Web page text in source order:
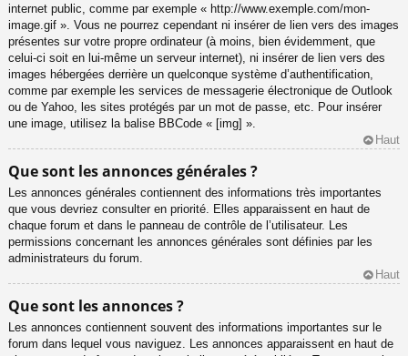
internet public, comme par exemple « http://www.exemple.com/mon-
image.gif ». Vous ne pourrez cependant ni insérer de lien vers des images
présentes sur votre propre ordinateur (à moins, bien évidemment, que
celui-ci soit en lui-même un serveur internet), ni insérer de lien vers des
images hébergées derrière un quelconque système d’authentification,
comme par exemple les services de messagerie électronique de Outlook
ou de Yahoo, les sites protégés par un mot de passe, etc. Pour insérer
une image, utilisez la balise BBCode « [img] ».
Haut
Que sont les annonces générales ?
Les annonces générales contiennent des informations très importantes
que vous devriez consulter en priorité. Elles apparaissent en haut de
chaque forum et dans le panneau de contrôle de l’utilisateur. Les
permissions concernant les annonces générales sont définies par les
administrateurs du forum.
Haut
Que sont les annonces ?
Les annonces contiennent souvent des informations importantes sur le
forum dans lequel vous naviguez. Les annonces apparaissent en haut de